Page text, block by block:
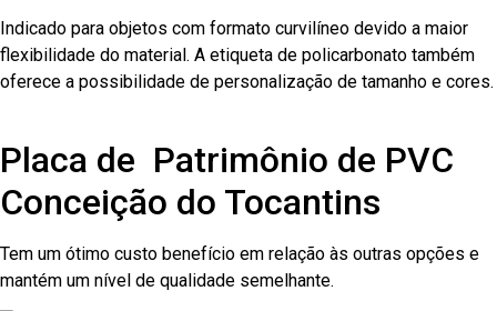
Indicado para objetos com formato curvilíneo devido a maior
flexibilidade do material. A etiqueta de policarbonato também
oferece a possibilidade de personalização de tamanho e cores.
Placa de Patrimônio de PVC
Conceição do Tocantins
Tem um ótimo custo benefício em relação às outras opções e
mantém um nível de qualidade semelhante.